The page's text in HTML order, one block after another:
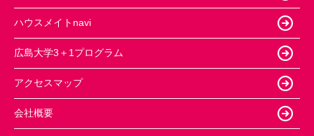
ハウスメイトnavi
広島大学3＋1プログラム
アクセスマップ
会社概要